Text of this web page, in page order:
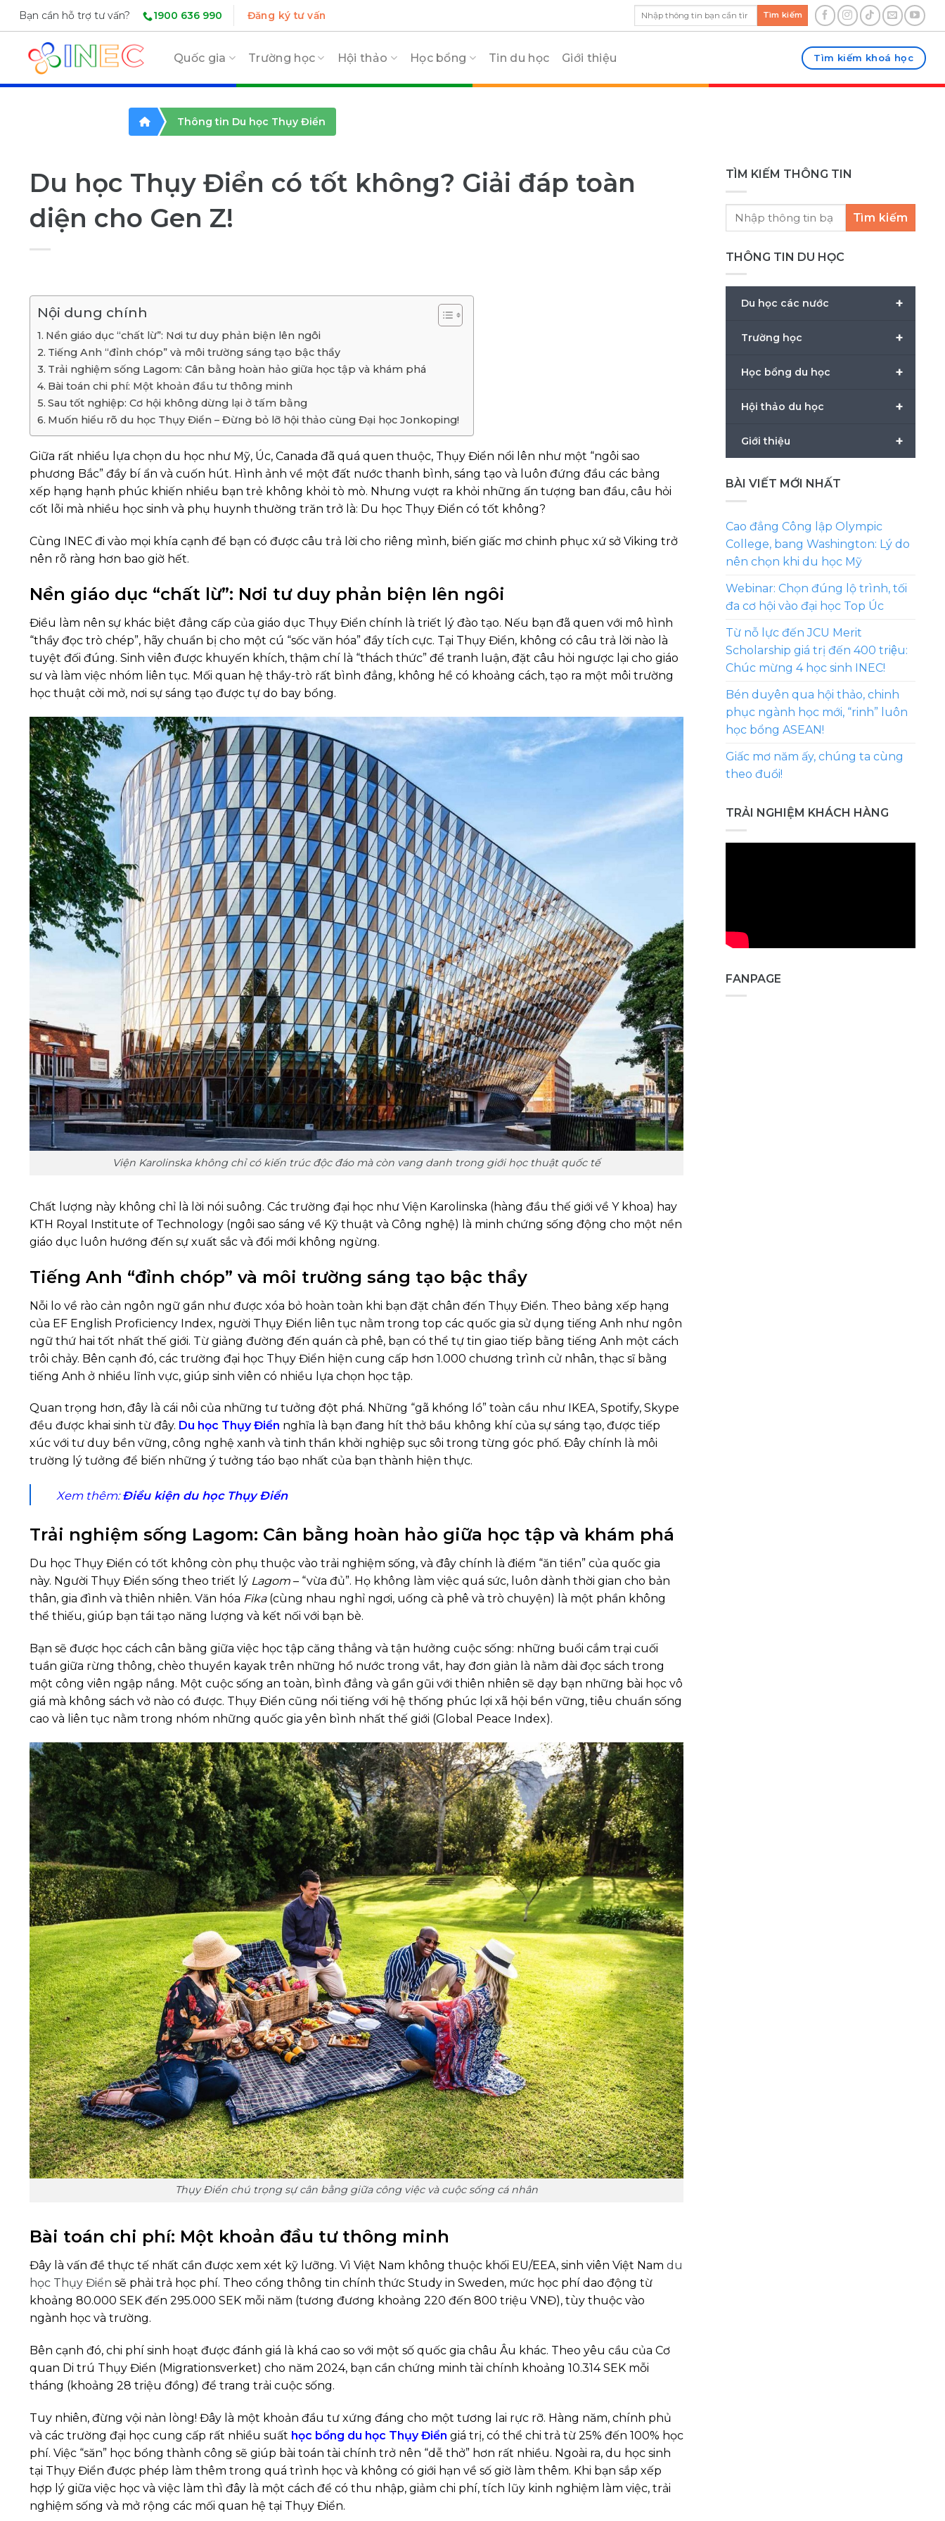
Skip
content
Bạn cần hỗ trợ tư vấn? 1900 636 990 Đăng ký tư vấn Tìm kiếm
Quốc gia Trường học Hội thảo Học bổng Tin du học Giới thiệu Tìm kiếm khoá học
Thông tin Du học Thụy Điển
Du học Thụy Điển có tốt không? Giải đáp toàn
diện cho Gen Z!
Nội dung chính
Nền giáo dục “chất lừ”: Nơi tư duy phản biện lên ngôi
Tiếng Anh “đỉnh chóp” và môi trường sáng tạo bậc thầy
Trải nghiệm sống Lagom: Cân bằng hoàn hảo giữa học tập và khám phá
Bài toán chi phí: Một khoản đầu tư thông minh
Sau tốt nghiệp: Cơ hội không dừng lại ở tấm bằng
Muốn hiểu rõ du học Thụy Điển – Đừng bỏ lỡ hội thảo cùng Đại học Jonkoping!
Giữa rất nhiều lựa chọn du học như Mỹ, Úc, Canada đã quá quen thuộc, Thụy Điển nổi lên như một “ngôi sao
phương Bắc” đầy bí ẩn và cuốn hút. Hình ảnh về một đất nước thanh bình, sáng tạo và luôn đứng đầu các bảng
xếp hạng hạnh phúc khiến nhiều bạn trẻ không khỏi tò mò. Nhưng vượt ra khỏi những ấn tượng ban đầu, câu hỏi
cốt lõi mà nhiều học sinh và phụ huynh thường trăn trở là: Du học Thụy Điển có tốt không?
Cùng INEC đi vào mọi khía cạnh để bạn có được câu trả lời cho riêng mình, biến giấc mơ chinh phục xứ sở Viking trở
nên rõ ràng hơn bao giờ hết.
Nền giáo dục “chất lừ”: Nơi tư duy phản biện lên ngôi
Điều làm nên sự khác biệt đẳng cấp của giáo dục Thụy Điển chính là triết lý đào tạo. Nếu bạn đã quen với mô hình
“thầy đọc trò chép”, hãy chuẩn bị cho một cú “sốc văn hóa” đầy tích cực. Tại Thụy Điển, không có câu trả lời nào là
tuyệt đối đúng. Sinh viên được khuyến khích, thậm chí là “thách thức” để tranh luận, đặt câu hỏi ngược lại cho giáo
sư và làm việc nhóm liên tục. Mối quan hệ thầy-trò rất bình đẳng, không hề có khoảng cách, tạo ra một môi trường
học thuật cởi mở, nơi sự sáng tạo được tự do bay bổng.
Viện Karolinska không chỉ có kiến trúc độc đáo mà còn vang danh trong giới học thuật quốc tế
Chất lượng này không chỉ là lời nói suông. Các trường đại học như Viện Karolinska (hàng đầu thế giới về Y khoa) hay
KTH Royal Institute of Technology (ngôi sao sáng về Kỹ thuật và Công nghệ) là minh chứng sống động cho một nền
giáo dục luôn hướng đến sự xuất sắc và đổi mới không ngừng.
Tiếng Anh “đỉnh chóp” và môi trường sáng tạo bậc thầy
Nỗi lo về rào cản ngôn ngữ gần như được xóa bỏ hoàn toàn khi bạn đặt chân đến Thụy Điển. Theo bảng xếp hạng
của EF English Proficiency Index, người Thụy Điển liên tục nằm trong top các quốc gia sử dụng tiếng Anh như ngôn
ngữ thứ hai tốt nhất thế giới. Từ giảng đường đến quán cà phê, bạn có thể tự tin giao tiếp bằng tiếng Anh một cách
trôi chảy. Bên cạnh đó, các trường đại học Thụy Điển hiện cung cấp hơn 1.000 chương trình cử nhân, thạc sĩ bằng
tiếng Anh ở nhiều lĩnh vực, giúp sinh viên có nhiều lựa chọn học tập.
Quan trọng hơn, đây là cái nôi của những tư tưởng đột phá. Những “gã khổng lồ” toàn cầu như IKEA, Spotify, Skype
đều được khai sinh từ đây. Du học Thụy Điển nghĩa là bạn đang hít thở bầu không khí của sự sáng tạo, được tiếp
xúc với tư duy bền vững, công nghệ xanh và tinh thần khởi nghiệp sục sôi trong từng góc phố. Đây chính là môi
trường lý tưởng để biến những ý tưởng táo bạo nhất của bạn thành hiện thực.
Xem thêm:Điều kiện du học Thụy Điển
Trải nghiệm sống Lagom: Cân bằng hoàn hảo giữa học tập và khám phá
Du học Thụy Điển có tốt không còn phụ thuộc vào trải nghiệm sống, và đây chính là điểm “ăn tiền” của quốc gia
này. Người Thụy Điển sống theo triết lý Lagom – “vừa đủ”. Họ không làm việc quá sức, luôn dành thời gian cho bản
thân, gia đình và thiên nhiên. Văn hóa Fika(cùng nhau nghỉ ngơi, uống cà phê và trò chuyện) là một phần không
thể thiếu, giúp bạn tái tạo năng lượng và kết nối với bạn bè.
Bạn sẽ được học cách cân bằng giữa việc học tập căng thẳng và tận hưởng cuộc sống: những buổi cắm trại cuối
tuần giữa rừng thông, chèo thuyền kayak trên những hồ nước trong vắt, hay đơn giản là nằm dài đọc sách trong
một công viên ngập nắng. Một cuộc sống an toàn, bình đẳng và gần gũi với thiên nhiên sẽ dạy bạn những bài học vô
giá mà không sách vở nào có được. Thụy Điển cũng nổi tiếng với hệ thống phúc lợi xã hội bền vững, tiêu chuẩn sống
cao và liên tục nằm trong nhóm những quốc gia yên bình nhất thế giới (Global Peace Index).
Thụy Điển chú trọng sự cân bằng giữa công việc và cuộc sống cá nhân
Bài toán chi phí: Một khoản đầu tư thông minh
Đây là vấn đề thực tế nhất cần được xem xét kỹ lưỡng. Vì Việt Nam không thuộc khối EU/EEA, sinh viên Việt Nam du
học Thụy Điển sẽ phải trả học phí. Theo cổng thông tin chính thức Study in Sweden, mức học phí dao động từ
khoảng 80.000 SEK đến 295.000 SEK mỗi năm (tương đương khoảng 220 đến 800 triệu VNĐ), tùy thuộc vào
ngành học và trường.
Bên cạnh đó, chi phí sinh hoạt được đánh giá là khá cao so với một số quốc gia châu Âu khác. Theo yêu cầu của Cơ
quan Di trú Thụy Điển (Migrationsverket) cho năm 2024, bạn cần chứng minh tài chính khoảng 10.314 SEK mỗi
tháng (khoảng 28 triệu đồng) để trang trải cuộc sống.
Tuy nhiên, đừng vội nản lòng! Đây là một khoản đầu tư xứng đáng cho một tương lai rực rỡ. Hàng năm, chính phủ
và các trường đại học cung cấp rất nhiều suất học bổng du học Thụy Điển giá trị, có thể chi trả từ 25% đến 100% học
phí. Việc “săn” học bổng thành công sẽ giúp bài toán tài chính trở nên “dễ thở” hơn rất nhiều. Ngoài ra, du học sinh
tại Thụy Điển được phép làm thêm trong quá trình học và không có giới hạn về số giờ làm thêm. Khi bạn sắp xếp
hợp lý giữa việc học và việc làm thì đây là một cách để có thu nhập, giảm chi phí, tích lũy kinh nghiệm làm việc, trải
nghiệm sống và mở rộng các mối quan hệ tại Thụy Điển.
TÌM KIẾM THÔNG TIN
Tìm kiếm
THÔNG TIN DU HỌC
+
Du học các nước
+
Trường học
+
Học bổng du học
+
Hội thảo du học
+
Giới thiệu
BÀI VIẾT MỚI NHẤT
Cao đẳng Công lập Olympic
College, bang Washington: Lý do
nên chọn khi du học Mỹ
Webinar: Chọn đúng lộ trình, tối
đa cơ hội vào đại học Top Úc
Từ nỗ lực đến JCU Merit
Scholarship giá trị đến 400 triệu:
Chúc mừng 4 học sinh INEC!
Bén duyên qua hội thảo, chinh
phục ngành học mới, “rinh” luôn
học bổng ASEAN!
Giấc mơ năm ấy, chúng ta cùng
theo đuổi!
TRẢI NGHIỆM KHÁCH HÀNG
FANPAGE